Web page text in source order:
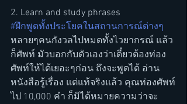
2. Learn and study phrases
#ฝึกพูดทั้งประโยคในสถานการณ์ต่างๆ
หลายๆคนกังวลไปหมดทั้งไวยากรณ์ แล้ว
ก็ศัพท์ มัวบอกกับตัวเองว่าเดี๋ยวต้องท่อง
ศัพท์ให้ได้เยอะๆก่อน ถึงจะพูดได้ อ่าน
หนังสือรู้เรื่อง แต่แท้จริงแล้ว คุณท่องศัพท์
ไป 10,000 คำ ก็มิได้หมายความว่าจะ